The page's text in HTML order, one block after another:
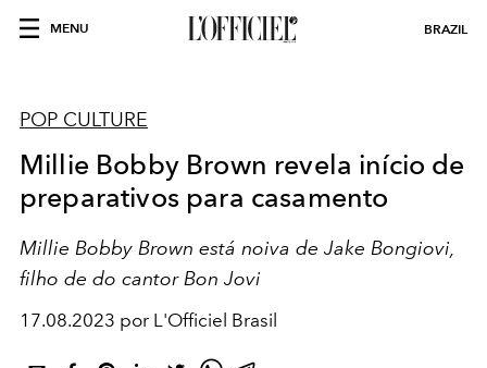
MENU BRAZIL
POP CULTURE
Millie Bobby Brown revela início de
preparativos para casamento
Millie Bobby Brown está noiva de Jake Bongiovi,
filho de do cantor Bon Jovi
17.08.2023 por L'Officiel Brasil